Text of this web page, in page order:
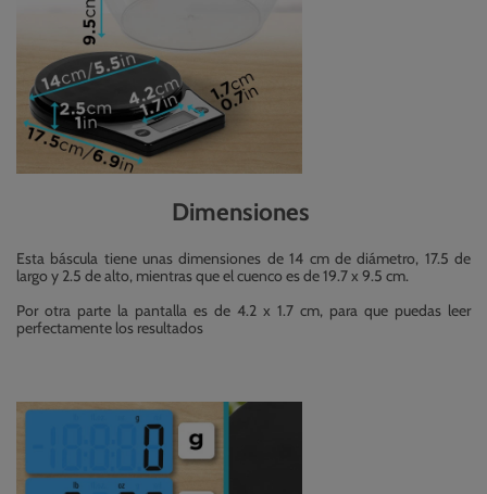
Dimensiones
Esta báscula tiene unas dimensiones de 14 cm de diámetro, 17.5 de
largo y 2.5 de alto, mientras que el cuenco es de 19.7 x 9.5 cm.
Por otra parte la pantalla es de 4.2 x 1.7 cm, para que puedas leer
perfectamente los resultados